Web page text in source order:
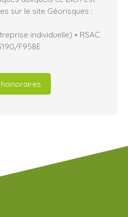
sur le site Géorisques :
individuelle) • RSAC
F958E